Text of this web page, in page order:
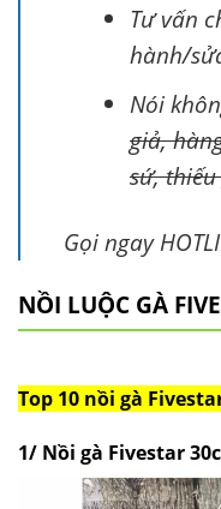
Tư vấn
hành/
Nói
giả,
sứ,
Gọi ngay
NỒI LUỘC GÀ
Top 10 nồi gà
1/ Nồi gà Fivestar